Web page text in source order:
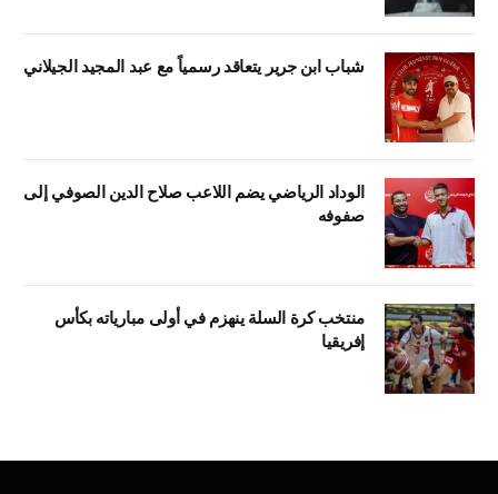
شباب ابن جرير يتعاقد رسمياً مع عبد المجيد الجيلاني
الوداد الرياضي يضم اللاعب صلاح الدين الصوفي إلى
صفوفه
منتخب كرة السلة ينهزم في أولى مبارياته بكأس
إفريقيا